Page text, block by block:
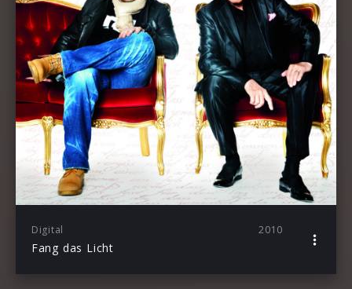
Digital 2010
Fang das Licht